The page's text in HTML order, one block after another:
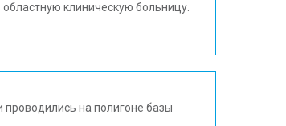
клиническую больницу.
на полигоне базы